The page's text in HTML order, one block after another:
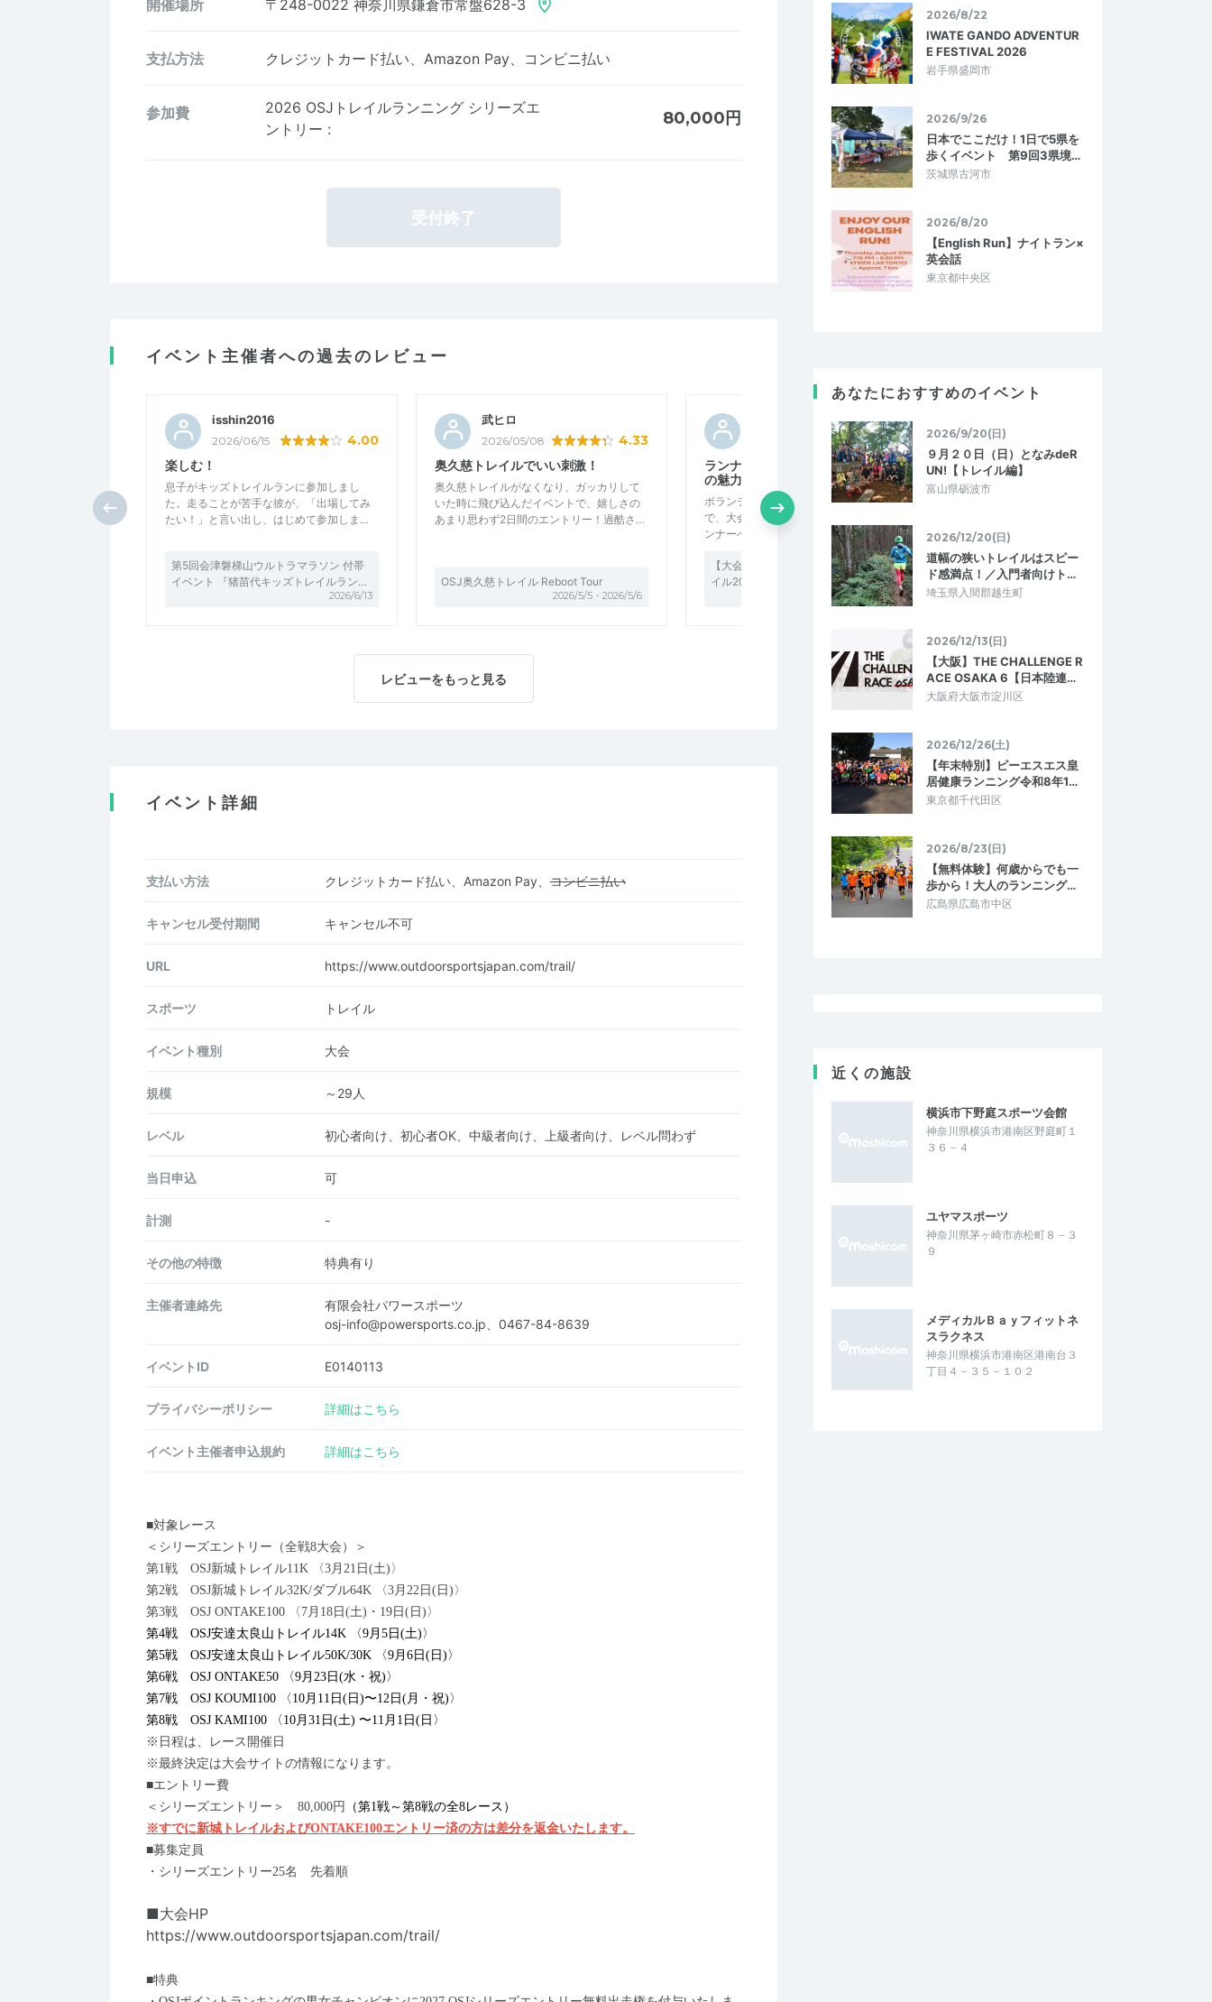
開催場所 〒248-0022 神奈川県鎌倉市常盤628-3
支払方法 クレジットカード払い、Amazon Pay、コンビニ払い
参加費
2026 OSJトレイルランニング シリーズエ
ントリー :
80,000円
受付終了
イベント主催者への過去のレビュー
isshin2016
2026/06/15 4.00
楽しむ！
息子がキッズトレイルランに参加しまし
た。走ることが苦手な彼が、「出場してみ
たい！」と言い出し、はじめて参加しま…
第5回会津磐梯山ウルトラマラソン 付帯
イベント 『猪苗代キッズトレイルラン…
2026/6/13
武ヒロ
2026/05/08 4.33
奥久慈トレイルでいい刺激！
奥久慈トレイルがなくなり、ガッカリして
いた時に飛び込んだイベントで、嬉しさの
あまり思わず2日間のエントリー！過酷さ…
OSJ奥久慈トレイル Reboot Tour
2026/5/5・2026/5/6
4.33
ランナーを支えるボランティア体験
の魅力
ボランティアとして大会に参加すること
で、大会運営の準備などを学ぶと共に、ラ
ンナーへのサポートの有難みを体験する…
【大会ボランティア募集】OSJ新城トレ
イル2026
2026/3/21・2026/3/22
正しい返金処理を速やかにして下さ
い
が、中止連絡に記載のあった返金処手配…
Shinshu NAGAWA MOUNTAIN TRAIL
レビューをもっと見る
イベント詳細
支払い方法 クレジットカード払い、Amazon Pay、 コンビニ払い
キャンセル受付期間 キャンセル不可
URL https://www.outdoorsportsjapan.com/trail/
スポーツ トレイル
イベント種別 大会
規模 ～29人
レベル 初心者向け、初心者OK、中級者向け、上級者向け、レベル問わず
当日申込 可
計測 -
その他の特徴 特典有り
主催者連絡先
有限会社パワースポーツ
osj-info@powersports.co.jp、0467-84-8639
イベントID E0140113
プライバシーポリシー 詳細はこちら
イベント主催者申込規約 詳細はこちら
■対象レース
＜シリーズエントリー（全戦8大会）＞
第1戦 OSJ新城トレイル11K 〈3月21日(土)〉
第2戦 OSJ新城トレイル32K/ダブル64K 〈3月22日(日)〉
第3戦 OSJ ONTAKE100 〈7月18日(土)・19日(日)〉
第4戦 OSJ安達太良山トレイル14K 〈9月5日(土)〉
第5戦 OSJ安達太良山トレイル50K/30K 〈9月6日(日)〉
第6戦 OSJ ONTAKE50 〈9月23日(水・祝)〉
第7戦 OSJ KOUMI100 〈10月11日(日)〜12日(月・祝)〉
第8戦 OSJ KAMI100 〈10月31日(土) 〜11月1日(日〉
※日程は、レース開催日
※最終決定は大会サイトの情報になります。
■エントリー費
＜シリーズエントリー＞ 80,000円
（第1戦～第8戦の全8レース）
※すでに新城トレイルおよびONTAKE100エントリー済の方は差分を返金いたします。
■募集定員
・シリーズエントリー25名 先着順
■大会HP
https://www.outdoorsportsjapan.com/trail/
■特典
2026/8/22
IWATE GANDO ADVENTUR
E FESTIVAL 2026
岩手県盛岡市
2026/9/26
日本でここだけ！1日で5県を
歩くイベント 第9回3県境…
茨城県古河市
2026/8/20
【English Run】ナイトラン×
英会話
東京都中央区
あなたにおすすめのイベント
2026/9/20(日)
９月２０日（日）となみdeR
UN!【トレイル編】
富山県砺波市
2026/12/20(日)
道幅の狭いトレイルはスピー
ド感満点！／入門者向けト…
埼玉県入間郡越生町
2026/12/13(日)
【大阪】THE CHALLENGE R
ACE OSAKA 6【日本陸連…
大阪府大阪市淀川区
2026/12/26(土)
【年末特別】ピーエスエス皇
居健康ランニング令和8年1…
東京都千代田区
2026/8/23(日)
【無料体験】何歳からでも一
歩から！大人のランニング…
広島県広島市中区
近くの施設
横浜市下野庭スポーツ会館
神奈川県横浜市港南区野庭町１
３６－４
ユヤマスポーツ
神奈川県茅ヶ崎市赤松町８－３
９
メディカルＢａｙフィットネ
スラクネス
神奈川県横浜市港南区港南台３
丁目４－３５－１０２